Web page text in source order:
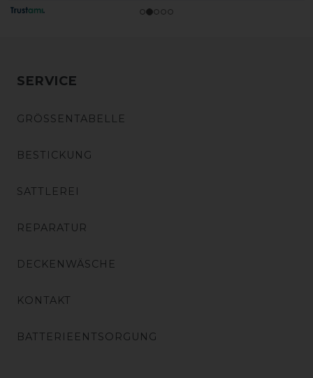
SERVICE
GRÖSSENTABELLE
BESTICKUNG
SATTLEREI
REPARATUR
DECKENWÄSCHE
KONTAKT
BATTERIEENTSORGUNG